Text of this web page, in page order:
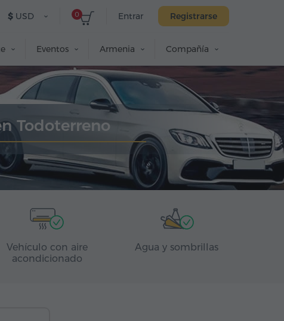
Entrar Registrarse
0
$ USD
Eventos Armenia Compañía
Todoterreno
Vehículo con aire
acondicionado
Agua y sombrillas